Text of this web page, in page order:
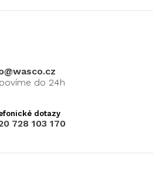
@wasco.cz
728 103 170